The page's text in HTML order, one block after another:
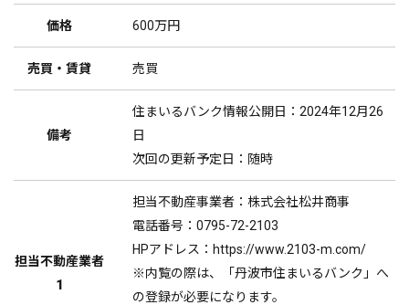
価格 600万円
売買・賃貸 売買
備考
住まいるバンク情報公開日：2024年12月26
日
次回の更新予定日：随時
担当不動産業者
1
担当不動産事業者：株式会社松井商事
電話番号：0795-72-2103
HPアドレス：https://www.2103-m.com/
※内覧の際は、「丹波市住まいるバンク」へ
の登録が必要になります。